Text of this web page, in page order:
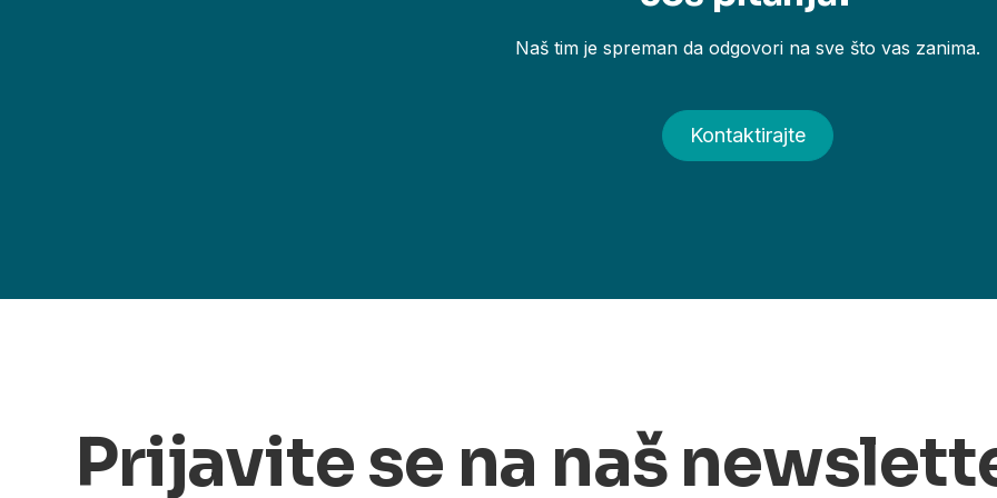
Naš tim je spreman da odgovori na sve što vas zanima.
Kontaktirajte
Prijavite se na naš